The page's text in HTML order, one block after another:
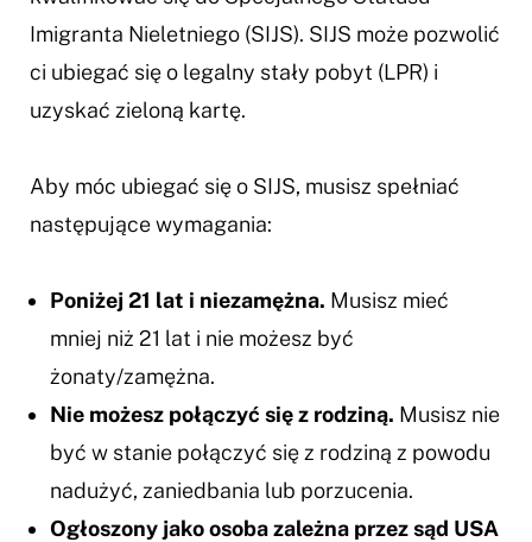
Imigranta Nieletniego (SIJS). SIJS może pozwolić
ci ubiegać się o legalny stały pobyt (LPR) i
uzyskać zieloną kartę.
Aby móc ubiegać się o SIJS, musisz spełniać
następujące wymagania:
Poniżej 21 lat i niezamężna. Musisz mieć
mniej niż 21 lat i nie możesz być
żonaty/zamężna.
Nie możesz połączyć się z rodziną. Musisz nie
być w stanie połączyć się z rodziną z powodu
nadużyć, zaniedbania lub porzucenia.
Ogłoszony jako osoba zależna przez sąd USA